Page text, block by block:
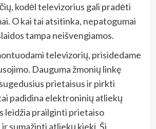
kodėl televizorius gali pradėti
O kai tai atsitinka, nepatogumai
tampa neišvengiamos.
televizorių, prisidedame
Dauguma žmonių linkę
prietaisus ir pirkti
padidina elektroninių atliekų
leidžia prailginti prietaiso
sumažinti atliekų kiekį. Ši